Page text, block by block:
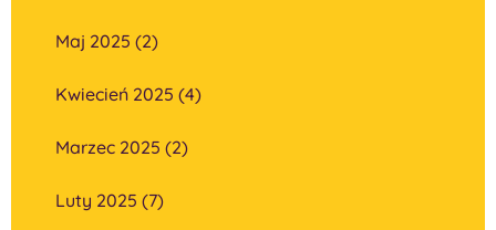
Maj 2025 (2)
Kwiecień 2025 (4)
Marzec 2025 (2)
Luty 2025 (7)